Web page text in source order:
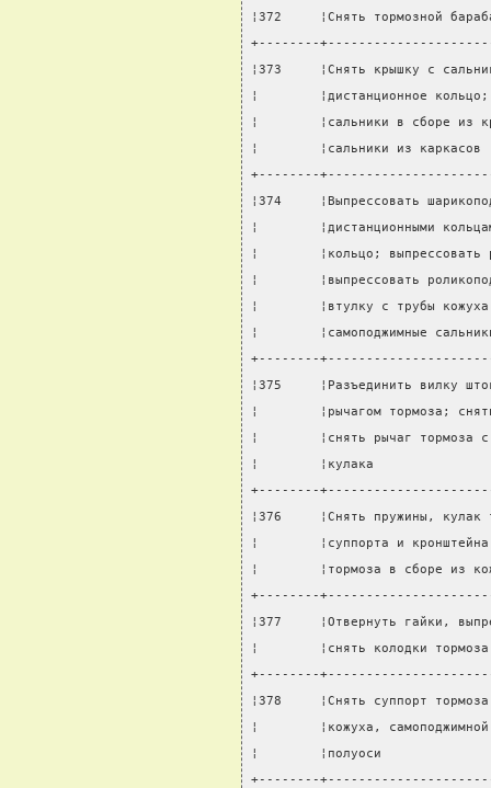
¦372     ¦Снять тормозной
+--------
¦373     ¦Снять крышку с
¦        ¦дистанционное
¦        ¦сальники в сборе из
¦        ¦сальники из
+--------
¦374     ¦Выпрессовать
¦        ¦дистанционными
¦        ¦кольцо;
¦        ¦выпрессовать
¦        ¦втулку с трубы
¦        ¦самоподжимные
+--------
¦375     ¦Разъединить вилку
¦        ¦рычагом тормоза;
¦        ¦снять рычаг тормоза
¦        ¦кулака
+--------
¦376     ¦Снять пружины,
¦        ¦суппорта и
¦        ¦тормоза в сборе
+--------
¦377     ¦Отвернуть гайки,
¦        ¦снять колодки
+--------
¦378     ¦Снять суппорт
¦        ¦кожуха,
¦        ¦полуоси
+--------